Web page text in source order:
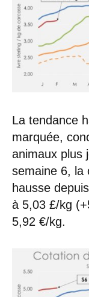
La tendance
marquée,
animaux plus
semaine 6,
hausse
à 5,03 £/kg
5,92 €/kg.